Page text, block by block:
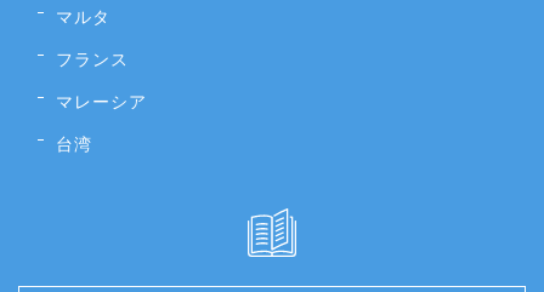
マルタ
フランス
マレーシア
台湾